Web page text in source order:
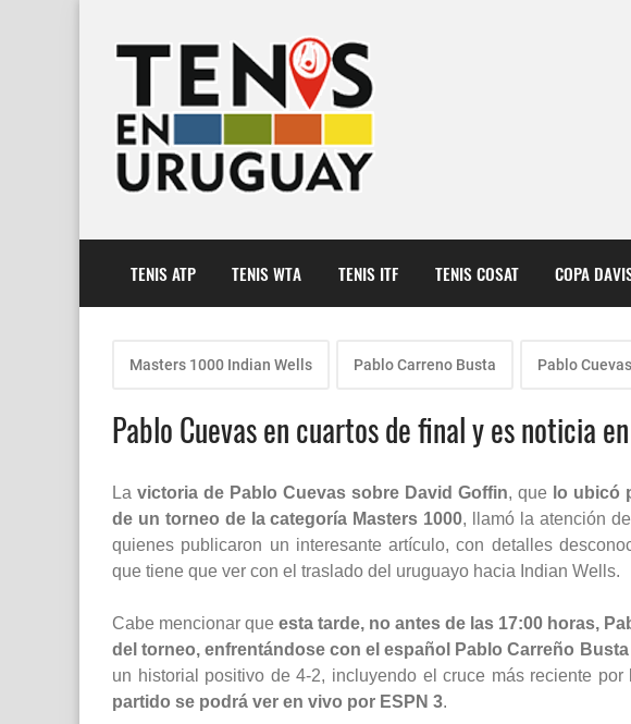
TENIS ATP TENIS WTA TENIS ITF TENIS COSAT COPA
Masters 1000 Indian Wells Pablo Carreno Busta Pablo Cuevas
Pablo Cuevas en cuartos de final y es noticia
La victoria de Pablo Cuevas sobre David Goffin, que lo ubicó
de un torneo de la categoría Masters 1000, llamó la atención
quienes publicaron un interesante artículo, con detalles
que tiene que ver con el traslado del uruguayo hacia Indian Wells.
Cabe mencionar que esta tarde, no antes de las 17:00 horas,
del torneo, enfrentándose con el español Pablo Carreño Busta
un historial positivo de 4-2, incluyendo el cruce más reciente
partido se podrá ver en vivo por ESPN 3.